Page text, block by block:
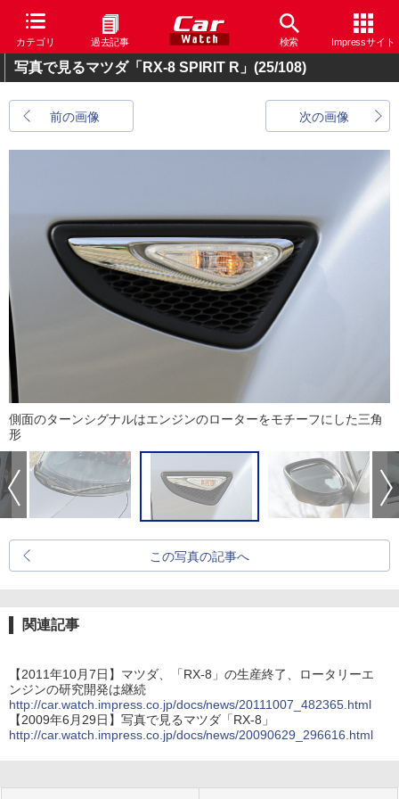
カテゴリ 過去記事 検索 Impressサイト
写真で見るマツダ「RX-8 SPIRIT R」 (25/108)
前の画像 次の画像
側面のターンシグナルはエンジンのローターをモチーフにした三角
形
この写真の記事へ
関連記事
【2011年10月7日】マツダ、「RX-8」の生産終了、ロータリーエ
ンジンの研究開発は継続
http://car.watch.impress.co.jp/docs/news/20111007_482365.html
【2009年6月29日】写真で見るマツダ「RX-8」
http://car.watch.impress.co.jp/docs/news/20090629_296616.html